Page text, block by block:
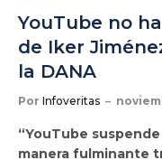
YouTube no
de Iker
la DANA
Por Infoveritas
“YouTube
manera fulminante